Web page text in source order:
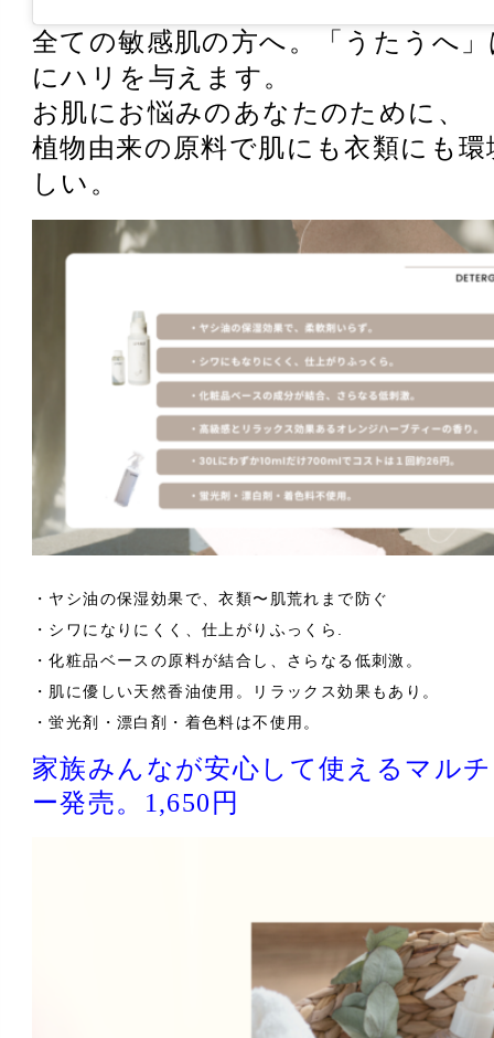
全ての敏感肌の方へ。「うたうへ
にハリを与えます。
お肌にお悩みのあなたのために、
植物由来の原料で肌にも衣類にも
しい。
・ヤシ油の保湿効果で、衣類〜肌荒れまで防ぐ
・シワになりにくく、仕上がりふっくら.
・化粧品ベースの原料が結合し、さらなる低刺激。
・肌に優しい天然香油使用。リラックス効果もあり。
・蛍光剤・漂白剤・着色料は不使用。
家族みんなが安心して使えるマル
ー発売。1,650円